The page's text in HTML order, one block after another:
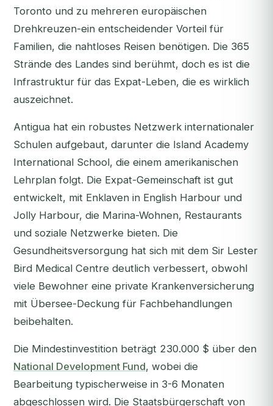
Toronto und zu mehreren europäischen
Drehkreuzen-ein entscheidender Vorteil für
Familien, die nahtloses Reisen benötigen. Die 365
Strände des Landes sind berühmt, doch es ist die
Infrastruktur für das Expat-Leben, die es wirklich
auszeichnet.
Antigua hat ein robustes Netzwerk internationaler
Schulen aufgebaut, darunter die Island Academy
International School, die einem amerikanischen
Lehrplan folgt. Die Expat-Gemeinschaft ist gut
entwickelt, mit Enklaven in English Harbour und
Jolly Harbour, die Marina-Wohnen, Restaurants
und soziale Netzwerke bieten. Die
Gesundheitsversorgung hat sich mit dem Sir Lester
Bird Medical Centre deutlich verbessert, obwohl
viele Bewohner eine private Krankenversicherung
mit Übersee-Deckung für Fachbehandlungen
beibehalten.
Die Mindestinvestition beträgt 230.000 $ über den
National Development Fund, wobei die
Bearbeitung typischerweise in 3-6 Monaten
abgeschlossen wird. Die Staatsbürgerschaft von